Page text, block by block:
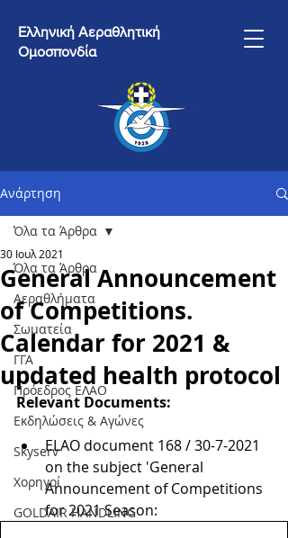
Ελληνική Αεραθλητική
Ομοσπονδία
Ανάρτηση
Όλα τα Άρθρα
Αεραθλήματα
Σωματεία
ΓΓΑ
Πρόεδρος ΕΛΑΟ
Εκδηλώσεις & Aγώνες
Skyserv
Χορηγοί
GOLDAIR HANDLING
Όλα τα Άρθρα
General Announcement
of Competitions.
Calendar for 2021 &
updated health protocol
30 Ιουλ 2021
Relevant Documents:
ELAO document 168 / 30-7-2021
on the subject 'General
Announcement of Competitions
for 2021 Season: